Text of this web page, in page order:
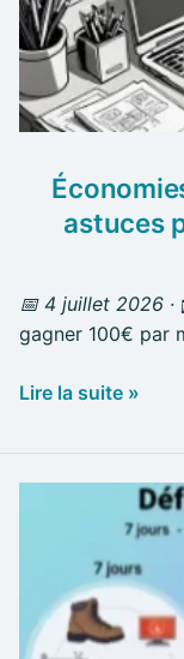
astuces
📅 4 juillet 2026 ·
gagner 100€ par
10
astuces
pour
gagner
100€/mois
Lire la suite »
Dépense
7